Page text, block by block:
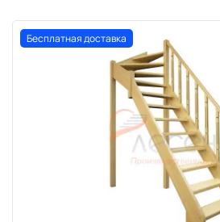
Бесплатная доставка